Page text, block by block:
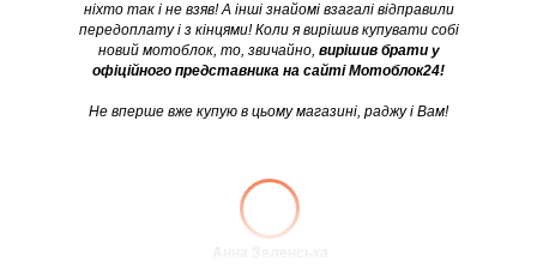
ніхто так і не взяв! А інші знайомі взагалі відправили
передоплату і з кінцями! Коли я вирішив купувати собі
новий мотоблок, то, звичайно, вирішив брати у
офіційного представника на сайті Мотоблок24!
Не вперше вже купую в цьому магазині, раджу і Вам!
Анна Зеленська